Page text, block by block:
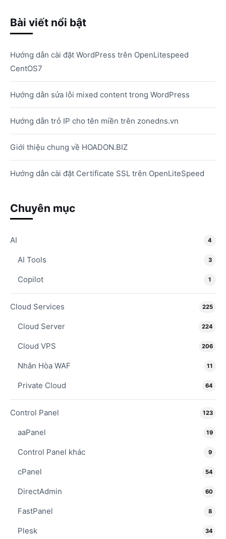
Bài viết nổi bật
Hướng dẫn cài đặt WordPress trên OpenLitespeed
CentOS7
Hướng dẫn sửa lỗi mixed content trong WordPress
Hướng dẫn trỏ IP cho tên miền trên zonedns.vn
Giới thiệu chung về HOADON.BIZ
Hướng dẫn cài đặt Certificate SSL trên OpenLiteSpeed
Chuyên mục
AI 4
AI Tools 3
Copilot 1
Cloud Services 225
Cloud Server 224
Cloud VPS 206
Nhân Hòa WAF 11
Private Cloud 64
Control Panel 123
aaPanel 19
Control Panel khác 9
cPanel 54
DirectAdmin 60
FastPanel 8
Plesk 34